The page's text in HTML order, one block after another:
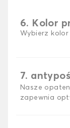
6. Kolor
Wybierz
7.
Nasze
zapewnia